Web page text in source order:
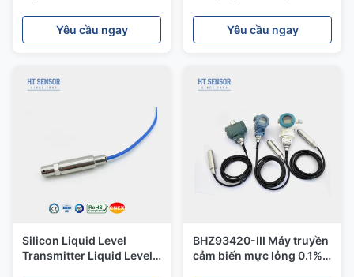
Thỏa thuận Hart
Yêu cầu ngay
độ nước
Yêu cầu ngay
Silicon Liquid Level
Transmitter Liquid Level
BHZ93420-III Máy truyền
cảm biến mực lỏng 0.1%